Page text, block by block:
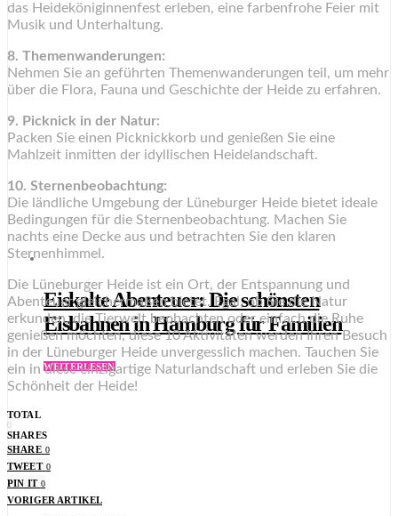
Eiskalte Abenteuer: Die schönsten
Eisbahnen in Hamburg für Familien
WEITERLESEN
das Heideköniginnenfest erleben, eine farbenfrohe Feier mit
Musik und Unterhaltung.
8. Themenwanderungen:
Nehmen Sie an geführten Themenwanderungen teil, um mehr
über die Flora, Fauna und Geschichte der Heide zu erfahren.
9. Picknick in der Natur:
Packen Sie einen Picknickkorb und genießen Sie eine
Mahlzeit inmitten der idyllischen Heidelandschaft.
10. Sternenbeobachtung:
Die ländliche Umgebung der Lüneburger Heide bietet ideale
Bedingungen für die Sternenbeobachtung. Machen Sie
nachts eine Decke aus und betrachten Sie den klaren
Sternenhimmel.
Die Lüneburger Heide ist ein Ort, der Entspannung und
Abenteuer gleichermaßen bietet. Egal, ob Sie die Natur
erkunden, die Tierwelt beobachten oder einfach die Ruhe
genießen möchten, diese 10 Aktivitäten werden Ihren Besuch
in der Lüneburger Heide unvergesslich machen. Tauchen Sie
ein in diese einzigartige Naturlandschaft und erleben Sie die
Schönheit der Heide!
TOTAL
0
SHARES
SHARE 0
TWEET 0
PIN IT 0
VORIGER ARTIKEL